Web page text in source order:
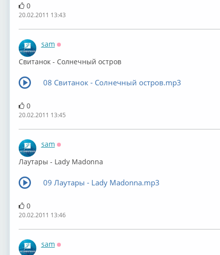
0
20.02.2011 13:43
sam
Свитанок - Солнечный остров
08 Свитанок - Солнечный остров.mp3
0
20.02.2011 13:45
sam
Лаутары - Lady Madonna
09 Лаутары - Lady Madonna.mp3
0
20.02.2011 13:46
sam